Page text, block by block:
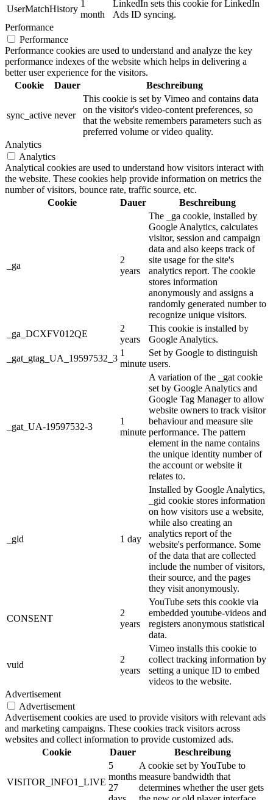
UserMatchHistory
1
month
LinkedIn sets this cookie for LinkedIn
Ads ID syncing.
Performance
Performance
Performance cookies are used to understand and analyze the key
performance indexes of the website which helps in delivering a
better user experience for the visitors.
Cookie
Dauer Beschreibung
sync_active never
This cookie is set by Vimeo and contains data
on the visitor's video-content preferences, so
that the website remembers parameters such as
preferred volume or video quality.
Analytics
Analytics
Analytical cookies are used to understand how visitors interact with
the website. These cookies help provide information on metrics the
number of visitors, bounce rate, traffic source, etc.
Cookie
Dauer Beschreibung
_ga
2
years
The _ga cookie, installed by
Google Analytics, calculates
visitor, session and campaign
data and also keeps track of
site usage for the site's
analytics report. The cookie
stores information
anonymously and assigns a
randomly generated number to
recognize unique visitors.
_ga_DCXFV012QE
2
years
This cookie is installed by
Google Analytics.
_gat_gtag_UA_19597532_3
1
minute
Set by Google to distinguish
users.
_gat_UA-19597532-3
1
minute
A variation of the _gat cookie
set by Google Analytics and
Google Tag Manager to allow
website owners to track visitor
behaviour and measure site
performance. The pattern
element in the name contains
the unique identity number of
the account or website it
relates to.
_gid 1 day
Installed by Google Analytics,
_gid cookie stores information
on how visitors use a website,
while also creating an
analytics report of the
website's performance. Some
of the data that are collected
include the number of visitors,
their source, and the pages
they visit anonymously.
CONSENT
2
years
YouTube sets this cookie via
embedded youtube-videos and
registers anonymous statistical
data.
vuid
2
years
Vimeo installs this cookie to
collect tracking information by
setting a unique ID to embed
videos to the website.
Advertisement
Advertisement
Advertisement cookies are used to provide visitors with relevant ads
and marketing campaigns. These cookies track visitors across
websites and collect information to provide customized ads.
Cookie
Dauer Beschreibung
VISITOR_INFO1_LIVE
5
months
27
A cookie set by YouTube to
measure bandwidth that
determines whether the user gets